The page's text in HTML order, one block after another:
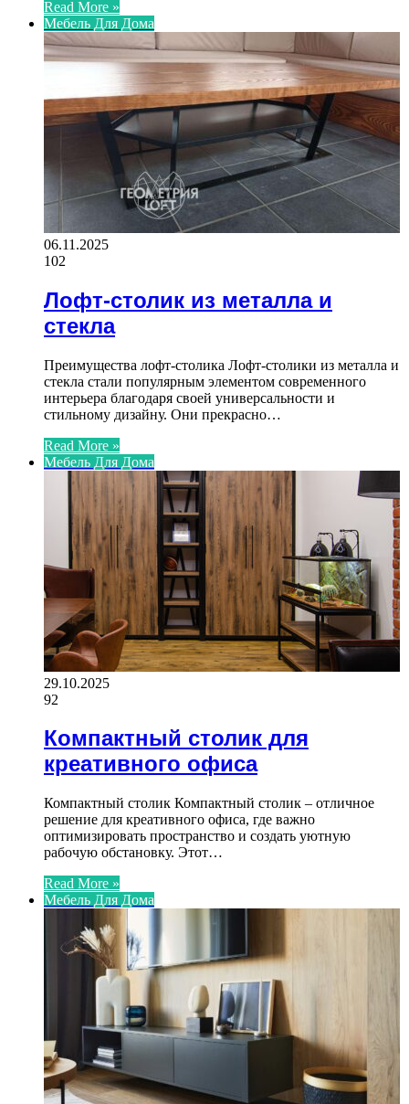
Read More »
Мебель Для Дома
06.11.2025
102
Лофт-столик из металла и
стекла
Преимущества лофт-столика Лофт-столики из металла и
стекла стали популярным элементом современного
интерьера благодаря своей универсальности и
стильному дизайну. Они прекрасно…
Read More »
Мебель Для Дома
29.10.2025
92
Компактный столик для
креативного офиса
Компактный столик Компактный столик – отличное
решение для креативного офиса, где важно
оптимизировать пространство и создать уютную
рабочую обстановку. Этот…
Read More »
Мебель Для Дома